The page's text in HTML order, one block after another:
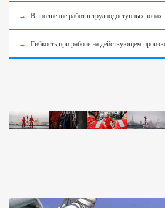
Выполнение работ в труднодоступных зонах
Гибкость при работе на действующем